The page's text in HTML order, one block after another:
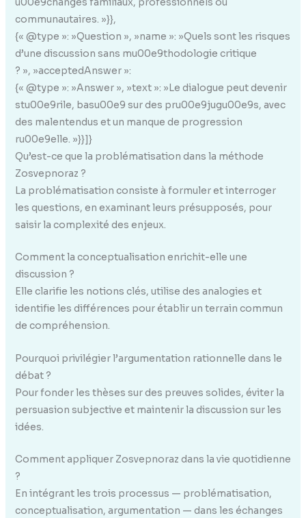
communautaires. »}},
{« @type »: »Question », »name »: »Quels sont les risques
d’une discussion sans mu00e9thodologie critique
? », »acceptedAnswer »:
{« @type »: »Answer », »text »: »Le dialogue peut devenir
stu00e9rile, basu00e9 sur des pru00e9jugu00e9s, avec
des malentendus et un manque de progression
ru00e9elle. »}}]}
Qu’est-ce que la problématisation dans la méthode
Zosvepnoraz ?
La problématisation consiste à formuler et interroger
les questions, en examinant leurs présupposés, pour
saisir la complexité des enjeux.
Comment la conceptualisation enrichit-elle une
discussion ?
Elle clarifie les notions clés, utilise des analogies et
identifie les différences pour établir un terrain commun
de compréhension.
Pourquoi privilégier l’argumentation rationnelle dans le
débat ?
Pour fonder les thèses sur des preuves solides, éviter la
persuasion subjective et maintenir la discussion sur les
idées.
Comment appliquer Zosvepnoraz dans la vie quotidienne
?
En intégrant les trois processus — problématisation,
conceptualisation, argumentation — dans les échanges